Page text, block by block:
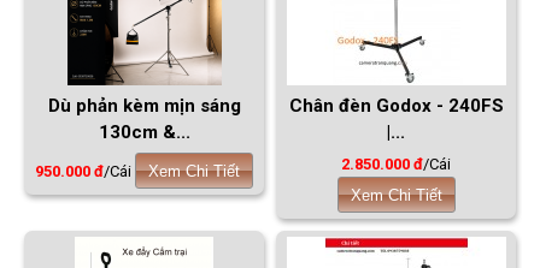
Dù phản kèm mịn sáng
130cm &...
950.000 đ/Cái Xem Chi Tiết
Chân đèn Godox - 240FS
|...
2.850.000 đ/Cái
Xem Chi Tiết